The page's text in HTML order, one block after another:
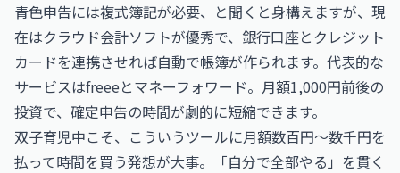
青色申告には複式簿記が必要、と聞くと身構えますが、現
在はクラウド会計ソフトが優秀で、銀行口座とクレジット
カードを連携させれば自動で帳簿が作られます。代表的な
サービスはfreeeとマネーフォワード。月額1,000円前後の
投資で、確定申告の時間が劇的に短縮できます。
双子育児中こそ、こういうツールに月額数百円〜数千円を
払って時間を買う発想が大事。「自分で全部やる」を貫く